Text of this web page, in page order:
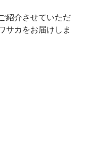
紹介させていただ
サカをお届けしま